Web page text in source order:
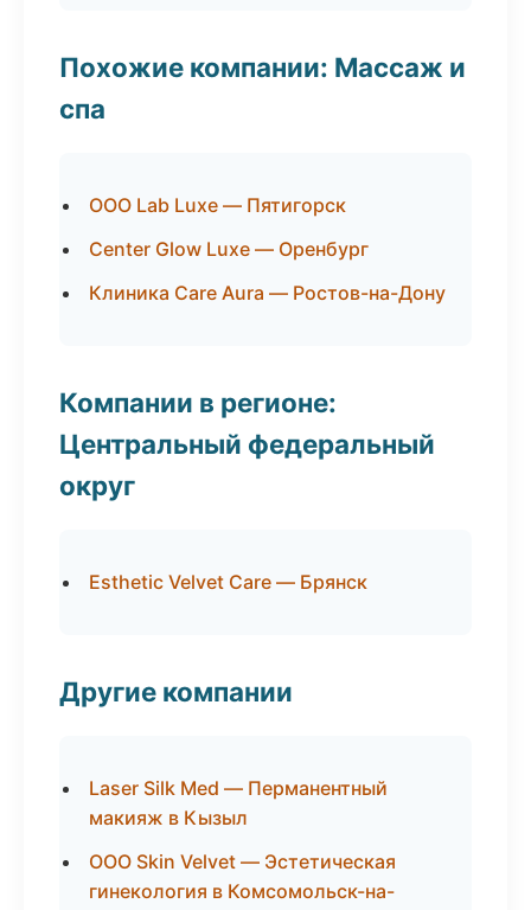
Похожие компании: Массаж и
спа
ООО Lab Luxe — Пятигорск
Center Glow Luxe — Оренбург
Клиника Care Aura — Ростов-на-Дону
Компании в регионе:
Центральный федеральный
округ
Esthetic Velvet Care — Брянск
Другие компании
Laser Silk Med — Перманентный
макияж в Кызыл
ООО Skin Velvet — Эстетическая
гинекология в Комсомольск-на-